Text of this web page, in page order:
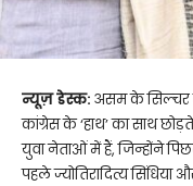
न्यूज़ डेस्क: असम के सिल्चर
कांग्रेस के ‘हाथ’ का साथ
युवा नेताओं में हैं, जिन्होंने
पहले ज्योतिरादित्य सिंधिया